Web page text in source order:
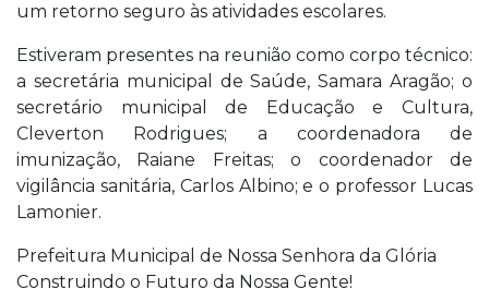
um retorno seguro às atividades escolares.
Estiveram presentes na reunião como corpo técnico:
a secretária municipal de Saúde, Samara Aragão; o
secretário municipal de Educação e Cultura,
Cleverton Rodrigues; a coordenadora de
imunização, Raiane Freitas; o coordenador de
vigilância sanitária, Carlos Albino; e o professor Lucas
Lamonier.
Prefeitura Municipal de Nossa Senhora da Glória
Construindo o Futuro da Nossa Gente!